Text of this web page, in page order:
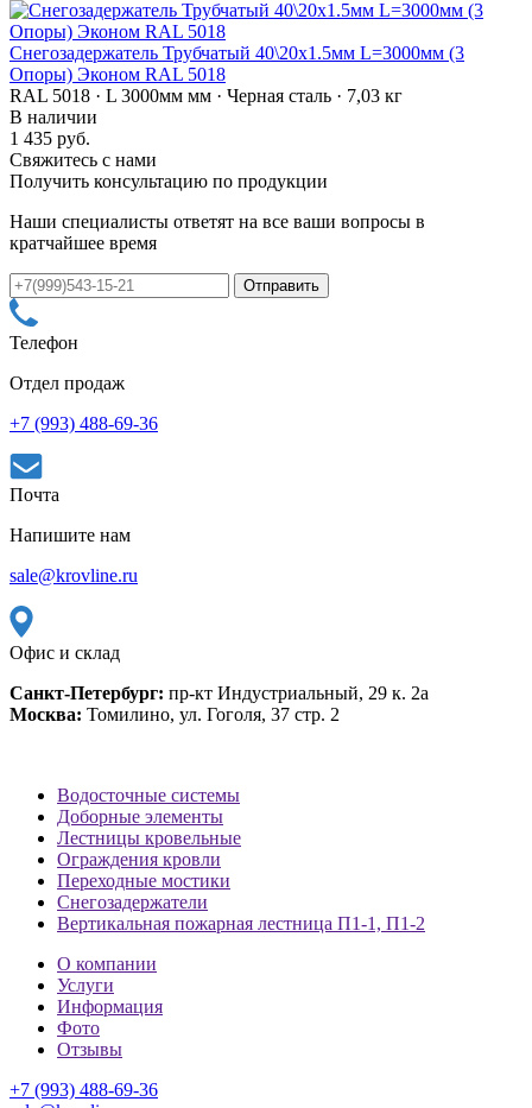
Снегозадержатель Трубчатый 40\20х1.5мм L=3000мм (3
Опоры) Эконом RAL 5018
RAL 5018 · L 3000мм мм · Черная сталь · 7,03 кг
В наличии
1 435 руб.
Свяжитесь с нами
Получить консультацию по продукции
Наши специалисты ответят на все ваши вопросы в
кратчайшее время
Телефон
Отдел продаж
+7 (993) 488-69-36
Почта
Напишите нам
sale@krovline.ru
Офис и склад
Санкт-Петербург: пр-кт Индустриальный, 29 к. 2а
Москва: Томилино, ул. Гоголя, 37 стр. 2
Водосточные системы
Доборные элементы
Лестницы кровельные
Ограждения кровли
Переходные мостики
Снегозадержатели
Вертикальная пожарная лестница П1-1, П1-2
О компании
Услуги
Информация
Фото
Отзывы
+7 (993) 488-69-36